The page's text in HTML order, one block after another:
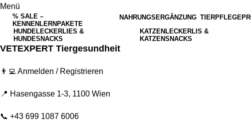
Menü
% SALE –
KENNENLERNPAKETE
NAHRUNGSERGÄNZUNG
HUNDELECKERLIES &
HUNDESNACKS
KATZENLECKERLIS &
KATZENSNACKS
VETEXPERT Tiergesundheit
👨‍💻 Anmelden / Registrieren
📍 Hasengasse 1-3, 1100 Wien
📞 +43 699 1087 6006